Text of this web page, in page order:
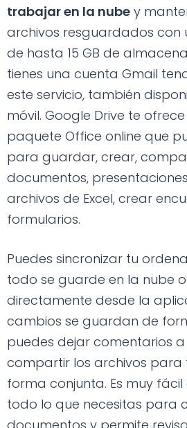
trabajar en la nube y
archivos resguardados
de hasta 15 GB de
tienes una cuenta Gmail
este servicio, también
móvil. Google Drive te
paquete Office online que
para guardar, crear,
documentos,
archivos de Excel, crear
formularios.
Puedes sincronizar tu
todo se guarde en la nube
directamente desde la
cambios se guardan de
puedes dejar comentarios
compartir los archivos
forma conjunta. Es muy fácil
todo lo que necesitas para